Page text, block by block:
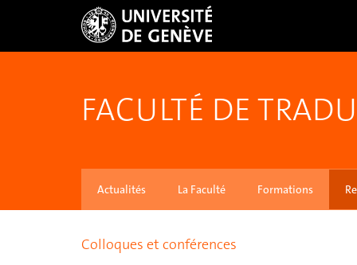
FACULTÉ DE
Actualités La Faculté Formations
Colloques et conférences